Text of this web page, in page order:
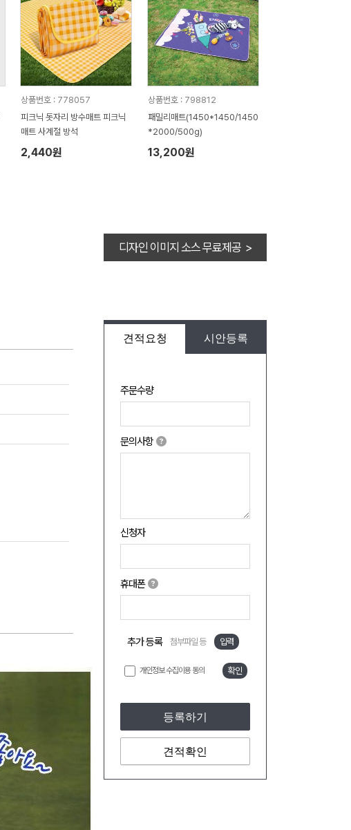
상품번호 : 778057
피크닉 돗자리 방수매트 피크닉
매트 사계절 방석
2,440원
상품번호 : 798812
패밀리매트(1450*1450/1450
*2000/500g)
13,200원
디자인 이미지 소스 무료제공 >
견적요청 시안등록
주문수량
문의사항
신청자
휴대폰
추가 등록 첨부파일 등 입력
개인정보 수집이용 동의 확인
등록하기
견적확인